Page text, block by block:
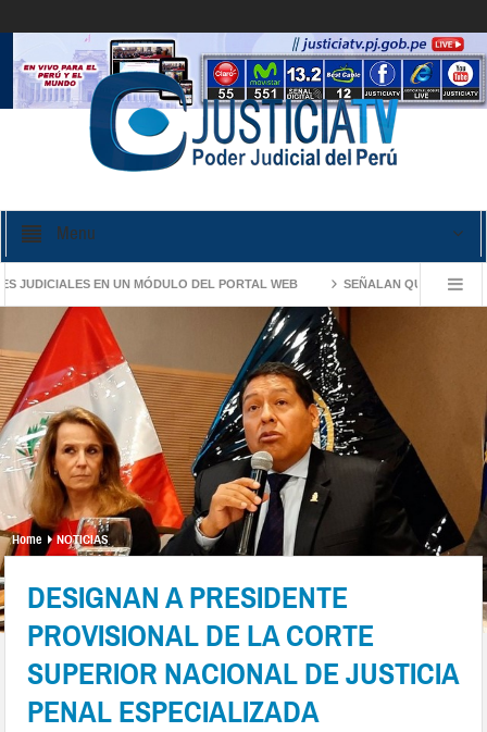
Menu
EN UN MÓDULO DEL PORTAL WEB SEÑALAN QUE PROCESOS
DE VIOLENCIA FAMILIAR PROCURADURÍA DEL PODER JUDICIAL
Home NOTICIAS
DESIGNAN A PRESIDENTE
PROVISIONAL DE LA CORTE
SUPERIOR NACIONAL DE JUSTICIA
PENAL ESPECIALIZADA